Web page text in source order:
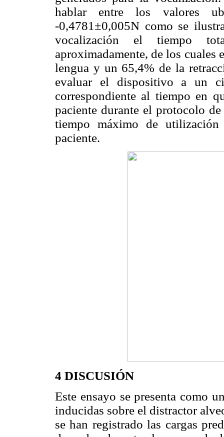
hablar entre los valores
-0,4781±0,005N como se
vocalización el tiempo
aproximadamente, de los
lengua y un 65,4% de la
evaluar el dispositivo a un
correspondiente al tiempo en
paciente durante el protocolo
tiempo máximo de
paciente.
4 DISCUSIÓN
Este ensayo se presenta como
inducidas sobre el distractor
se han registrado las cargas